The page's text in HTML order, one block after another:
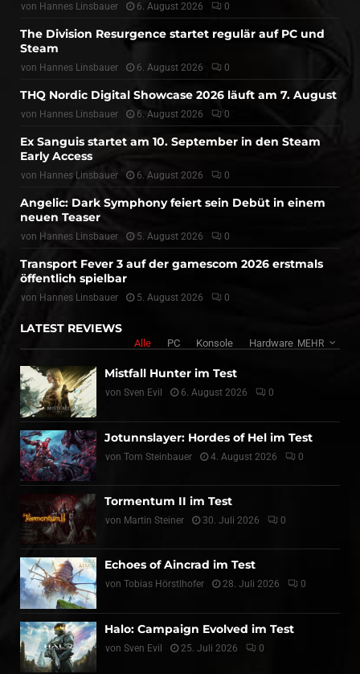
von Hannes Linsbauer 6. August 2026 0
The Division Resurgence startet regulär auf PC und
Steam
von Hannes Linsbauer 6. August 2026 0
THQ Nordic Digital Showcase 2026 läuft am 7. August
von Hannes Linsbauer 6. August 2026 0
Ex Sanguis startet am 10. September in den Steam
Early Access
von Hannes Linsbauer 6. August 2026 0
Angelic: Dark Symphony feiert sein Debüt in einem
neuen Teaser
von Hannes Linsbauer 5. August 2026 0
Transport Fever 3 auf der gamescom 2026 erstmals
öffentlich spielbar
von Hannes Linsbauer 5. August 2026 0
LATEST REVIEWS
Alle PC Konsole Hardware MEHR
Mistfall Hunter im Test
von Sven Evil 6. August 2026 0
Jotunnslayer: Hordes of Hel im Test
von Tom Steinbauer 4. August 2026 0
Tormentum II im Test
von Martin Steiner 30. Juli 2026 0
Echoes of Aincrad im Test
von Tobias Hörstlhofer 28. Juli 2026 0
Halo: Campaign Evolved im Test
von Sven Evil 25. Juli 2026 0